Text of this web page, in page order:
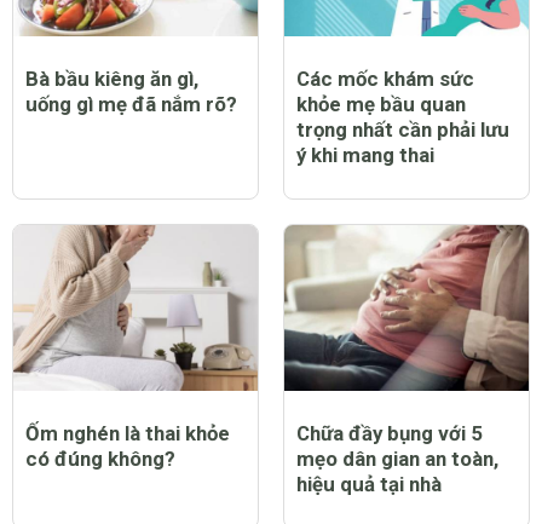
Bà bầu kiêng ăn gì,
uống gì mẹ đã nắm rõ?
Các mốc khám sức
khỏe mẹ bầu quan
trọng nhất cần phải lưu
ý khi mang thai
Ốm nghén là thai khỏe
có đúng không?
Chữa đầy bụng với 5
mẹo dân gian an toàn,
hiệu quả tại nhà